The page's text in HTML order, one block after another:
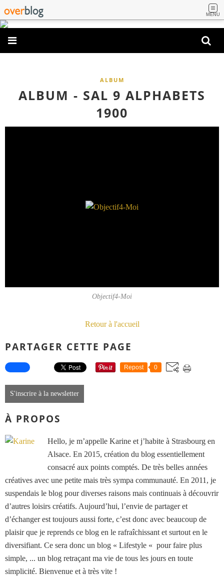
MENU
ALBUM
ALBUM - SAL 9 ALPHABETS
1900
Objectif4-Moi
Retour à l'accueil
PARTAGER CETTE PAGE
Repost 0
S'inscrire à la newsletter
À PROPOS
Hello, je m’appelle Karine et j’habite à Strasbourg en
Alsace. En 2015, création du blog essentiellement
consacré aux points comptés. De très belles années
créatives avec une petite mais très sympa communauté. En 2011, je
suspendais le blog pour diverses raisons mais continuais à découvrir
d’autres loisirs créatifs. Aujourd’hui, l’envie de partager et
d’échanger est toujours aussi forte, c’est donc avec beaucoup de
plaisir que je reprends ce blog en le rafraîchissant et surtout en le
diversifiant. Ce sera donc un blog « Lifestyle « pour faire plus
simple, ... un blog retraçant ma vie de tous les jours en toute
simplicité. Bienvenue et à très vite !